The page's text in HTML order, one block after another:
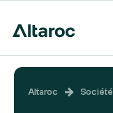
Altaroc